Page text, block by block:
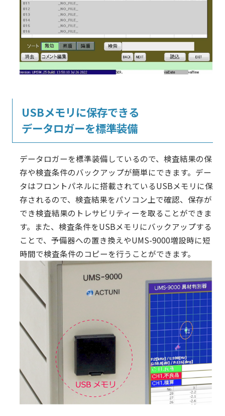
USBメモリに保存できる
データロガーを標準装備
データロガーを標準装備しているので、検査結果の保
存や検査条件のバックアップが簡単にできます。デー
タはフロントパネルに搭載されているUSBメモリに保
存されるので、検査結果をパソコン上で確認、保存が
でき検査結果のトレサビリティーを取ることができま
す。また、検査条件をUSBメモリにバックアップする
ことで、予備器への置き換えやUMS-9000増設時に短
時間で検査条件のコピーを行うことができます。